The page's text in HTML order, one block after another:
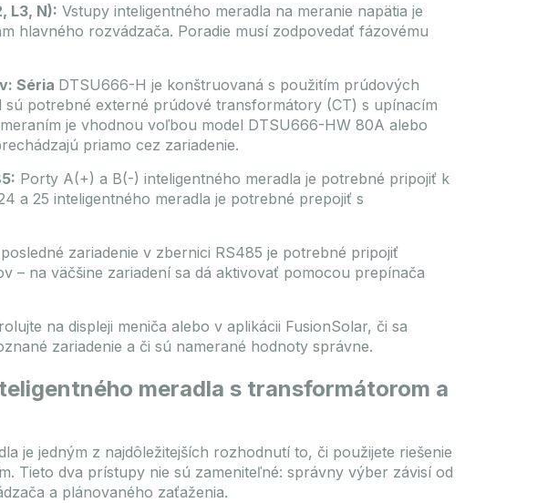
L3, N): Vstupy inteligentného meradla na meranie napätia je
hlavného rozvádzača. Poradie musí zodpovedať fázovému
Séria DTSU666-H je konštruovaná s použitím prúdových
potrebné externé prúdové transformátory (CT) s upínacím
je vhodnou voľbou model DTSU666-HW 80A alebo
priamo cez zariadenie.
Porty A(+) a B(-) inteligentného meradla je potrebné pripojiť k
a 25 inteligentného meradla je potrebné prepojiť s
zariadenie v zbernici RS485 je potrebné pripojiť
– na väčšine zariadení sa dá aktivovať pomocou prepínača
na displeji meniča alebo v aplikácii FusionSolar, či sa
zariadenie a či sú namerané hodnoty správne.
meradla s transformátorom a
je jedným z najdôležitejších rozhodnutí to, či použijete riešenie
Tieto dva prístupy nie sú zameniteľné: správny výber závisí od
a plánovaného zaťaženia.